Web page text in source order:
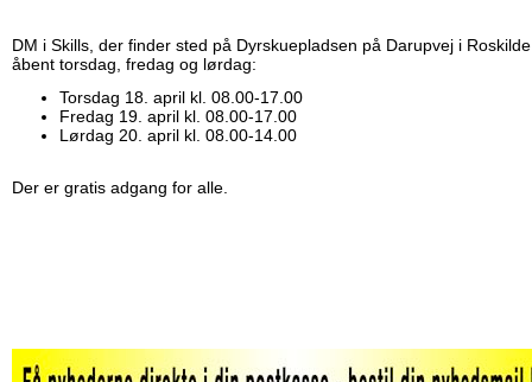
DM i Skills, der finder sted på Dyrskuepladsen på Darupvej i
åbent torsdag, fredag og lørdag:
Torsdag 18. april kl. 08.00-17.00
Fredag 19. april kl. 08.00-17.00
Lørdag 20. april kl. 08.00-14.00
Der er gratis adgang for alle.